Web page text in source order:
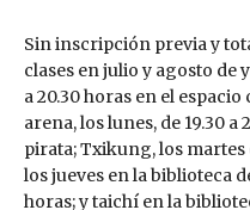
Sin inscripción previa y
clases en julio y agosto de
a 20.30 horas en el
arena, los lunes, de 19.30
pirata; Txikung, los
los jueves en la biblioteca
horas; y taichí en la